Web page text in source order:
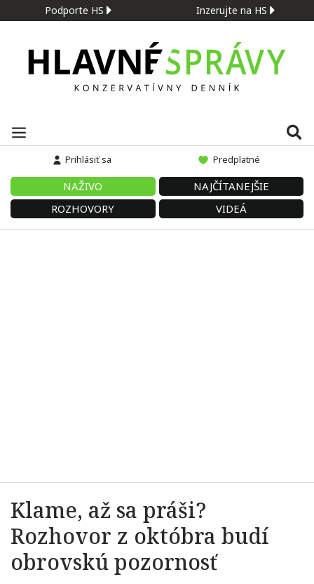
Podporte HS Inzerujte na HS
Prihlásiť sa Predplatné
NAŽIVO
NAJČÍTANEJŠIE
ROZHOVORY
VIDEÁ
Klame, až sa práši?
Rozhovor z októbra budí
obrovskú pozornosť